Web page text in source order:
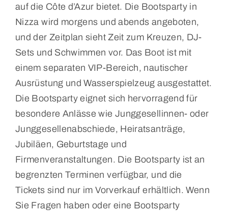
auf die Côte d’Azur bietet. Die Bootsparty in
Nizza wird morgens und abends angeboten,
und der Zeitplan sieht Zeit zum Kreuzen, DJ-
Sets und Schwimmen vor. Das Boot ist mit
einem separaten VIP-Bereich, nautischer
Ausrüstung und Wasserspielzeug ausgestattet.
Die Bootsparty eignet sich hervorragend für
besondere Anlässe wie Junggesellinnen- oder
Junggesellenabschiede, Heiratsanträge,
Jubiläen, Geburtstage und
Firmenveranstaltungen. Die Bootsparty ist an
begrenzten Terminen verfügbar, und die
Tickets sind nur im Vorverkauf erhältlich. Wenn
Sie Fragen haben oder eine Bootsparty